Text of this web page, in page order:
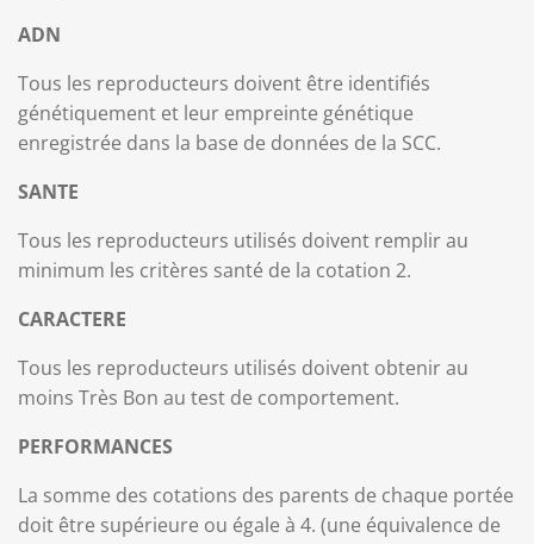
ADN
Tous les reproducteurs doivent être identifiés
génétiquement et leur empreinte génétique
enregistrée dans la base de données de la SCC.
SANTE
Tous les reproducteurs utilisés doivent remplir au
minimum les critères santé de la cotation 2.
CARACTERE
Tous les reproducteurs utilisés doivent obtenir au
moins Très Bon au test de comportement.
PERFORMANCES
La somme des cotations des parents de chaque portée
doit être supérieure ou égale à 4. (une équivalence de